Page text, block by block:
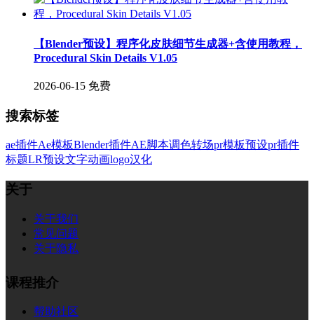
【Blender预设】程序化皮肤细节生成器+含使用教程，
Procedural Skin Details V1.05
2026-06-15 免费
搜索标签
ae插件Ae模板Blender插件AE脚本调色转场pr模板预设pr插件
标题LR预设文字动画logo汉化
关于
关于我们
常见问题
关于隐私
课程推介
帮助社区